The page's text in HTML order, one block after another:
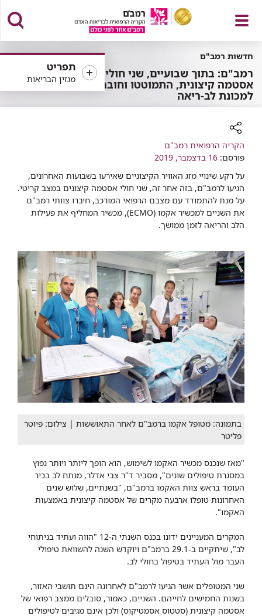
פתח
תפריט
תפריט
מגזין הבריאות
חדשות רמב"ם
רמב"ם: בתוך שבועיים, שני חולי
אסטמה קיצונית, התמוטטו וחוברו
למכונת לב-ריאה
רכיב
שיתוף
הקריה הרפואית רמב"ם
פורסם: 16 בדצמבר, 2019
על רקע שינויי מזג האוויר הקיצוניים שאירעו בשבועות האחרונים,
הגיעו לרמב"ם, בזה אחר זה, שני חולי אסטמה קיצונים במצב קריטי.
על מנת להתמודד עם מצבם הרפואי המורכב, חיברו צוותי רמב"ם
את השניים למכשיר אקמו (ECMO), מכשיר המחליף את פעילות
הלב והריאה לזמן ממושך.
בתמונה: מטופל אקמו ברמב"ם לאחר התאוששות | צילום: פיוטר
פליטר
"מאז שנכנס מכשיר האקמו לשימוש, הוא הופך ליותר ויותר נפוץ
במסגרת טיפולים שונים", מסביר ד"ר צבי אדלר, מנתח לב בכיר
העומד בראש צוות האקמו ברמב"ם, "בשנתיים, שלוש שנים
האחרונות טופלו ארבעה מקרים של אסטמה קיצונית באמצעות
האקמו".
המקרים המעניינים ידונו בכנס השנתי ה-12 "הווה ועתיד בניתוחי
לב", שיתקיים ב-29.1 ברמב"ם ויוקדש השנה להשוואת טיפולי
העבר מול העתיד בטיפול בחולי לב.
שני המטופלים אשר הגיעו לרמב"ם לאחרונה הינם תושבי האזור,
בשנות החמישים לחייהם. השניים, כאמור, סובלים ממצב רפואי של
אסטמה קיצונית (סטטוס אסמטיקוס) ולכן אינם מגיבים לטיפולים